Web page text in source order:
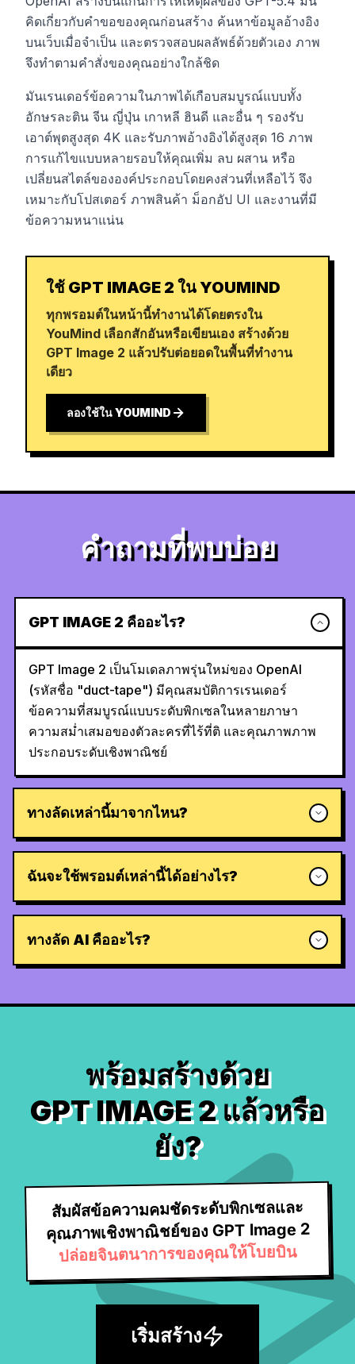
คิดเกี่ยวกับคำขอของคุณก่อนสร้าง ค้นหาข้อมูลอ้างอิง
บนเว็บเมื่อจำเป็น และตรวจสอบผลลัพธ์ด้วยตัวเอง ภาพ
จึงทำตามคำสั่งของคุณอย่างใกล้ชิด
มันเรนเดอร์ข้อความในภาพได้เกือบสมบูรณ์แบบทั้ง
อักษรละติน จีน ญี่ปุ่น เกาหลี ฮินดี และอื่น ๆ รองรับ
เอาต์พุตสูงสุด 4K และรับภาพอ้างอิงได้สูงสุด 16 ภาพ
การแก้ไขแบบหลายรอบให้คุณเพิ่ม ลบ ผสาน หรือ
เปลี่ยนสไตล์ขององค์ประกอบโดยคงส่วนที่เหลือไว้ จึง
เหมาะกับโปสเตอร์ ภาพสินค้า ม็อกอัป UI และงานที่มี
ข้อความหนาแน่น
ใช้ GPT IMAGE 2 ใน YOUMIND
ทุกพรอมต์ในหน้านี้ทำงานได้โดยตรงใน
YouMind เลือกสักอันหรือเขียนเอง สร้างด้วย
GPT Image 2 แล้วปรับต่อยอดในพื้นที่ทำงาน
เดียว
ลองใช้ใน YOUMIND
คำถามที่พบบ่อย
GPT IMAGE 2 คืออะไร?
GPT Image 2 เป็นโมเดลภาพรุ่นใหม่ของ OpenAI
(รหัสชื่อ "duct-tape") มีคุณสมบัติการเรนเดอร์
ข้อความที่สมบูรณ์แบบระดับพิกเซลในหลายภาษา
ความสม่ำเสมอของตัวละครที่ไร้ที่ติ และคุณภาพภาพ
ประกอบระดับเชิงพาณิชย์
ทางลัดเหล่านี้มาจากไหน?
ฉันจะใช้พรอมต์เหล่านี้ได้อย่างไร?
ทางลัด AI คืออะไร?
พร้อมสร้างด้วย
GPT IMAGE 2 แล้วหรือ
ยัง?
สัมผัสข้อความคมชัดระดับพิกเซลและ
คุณภาพเชิงพาณิชย์ของ GPT Image 2
ปล่อยจินตนาการของคุณให้โบยบิน
เริ่มสร้าง